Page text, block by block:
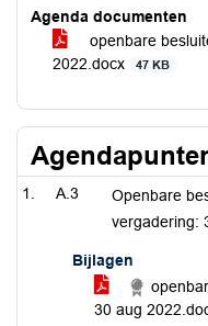
Agenda documenten
openbare
2022.docx
47 KB
A.3
Openbare
vergadering:
Bijlagen
30 aug